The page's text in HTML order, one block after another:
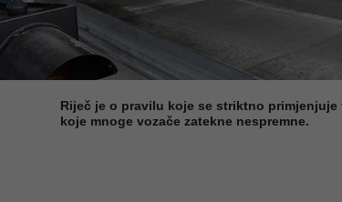
Riječ je o pravilu koje se striktno primjenjuje
koje mnoge vozače zatekne nespremne.